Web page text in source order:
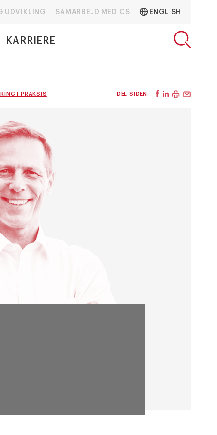
UDVIKLING SAMARBEJD MED OS ENGLISH
KARRIERE
I PRAKSIS DEL SIDEN